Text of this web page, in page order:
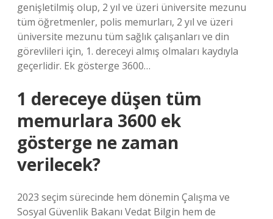
genişletilmiş olup, 2 yıl ve üzeri üniversite mezunu
tüm öğretmenler, polis memurları, 2 yıl ve üzeri
üniversite mezunu tüm sağlık çalışanları ve din
görevlileri için, 1. dereceyi almış olmaları kaydıyla
geçerlidir. Ek gösterge 3600…
1 dereceye düşen tüm
memurlara 3600 ek
gösterge ne zaman
verilecek?
2023 seçim sürecinde hem dönemin Çalışma ve
Sosyal Güvenlik Bakanı Vedat Bilgin hem de